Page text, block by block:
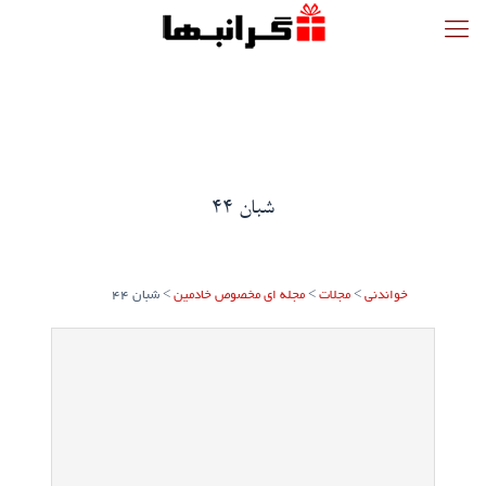
شبان 44
خواندنی> مجلات> مجله ای مخصوص خادمین> شبان 44